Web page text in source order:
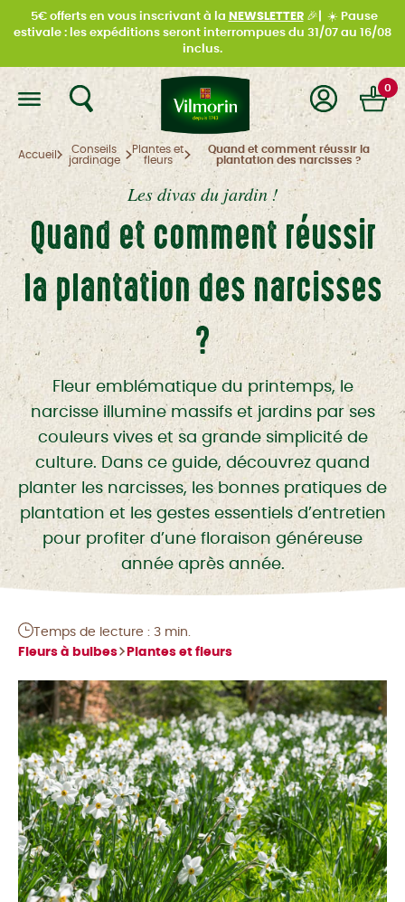
5€ offerts en vous inscrivant à la NEWSLETTER🎉| ☀️ Pause
estivale : les expéditions seront interrompues du 31/07 au 16/08
inclus.
0
Accueil
Conseils
jardinage
Plantes et
fleurs
Quand et comment réussir la
plantation des narcisses ?
Les divas du jardin !
Quand et comment réussir
la plantation des narcisses
?
Fleur emblématique du printemps, le
narcisse illumine massifs et jardins par ses
couleurs vives et sa grande simplicité de
culture. Dans ce guide, découvrez quand
planter les narcisses, les bonnes pratiques de
plantation et les gestes essentiels d’entretien
pour profiter d’une floraison généreuse
année après année.
Temps de lecture : 3 min.
Fleurs à bulbes
Plantes et fleurs